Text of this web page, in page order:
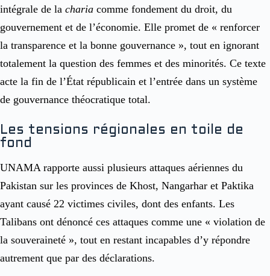
intégrale de la charia comme fondement du droit, du
gouvernement et de l’économie. Elle promet de « renforcer
la transparence et la bonne gouvernance », tout en ignorant
totalement la question des femmes et des minorités. Ce texte
acte la fin de l’État républicain et l’entrée dans un système
de gouvernance théocratique total.
Les tensions régionales en toile de
fond
UNAMA rapporte aussi plusieurs attaques aériennes du
Pakistan sur les provinces de Khost, Nangarhar et Paktika
ayant causé 22 victimes civiles, dont des enfants. Les
Talibans ont dénoncé ces attaques comme une « violation de
la souveraineté », tout en restant incapables d’y répondre
autrement que par des déclarations.